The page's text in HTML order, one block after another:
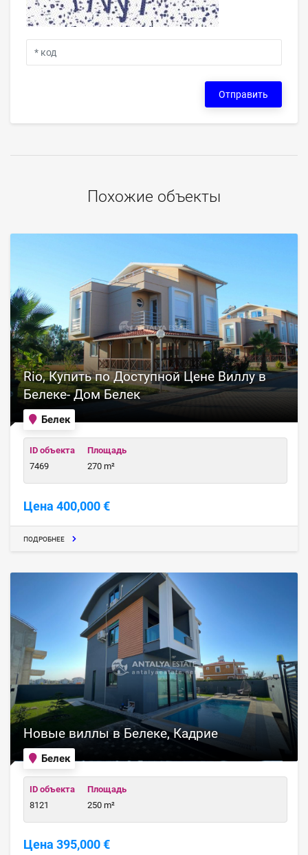
Отправить
Похожие объекты
Белек
Rio, Купить по Доступной Цене Виллу в
Белеке- Дом Белек
ID объекта
7469
Площадь
270 m²
Цена 400,000 €
ПОДРОБНЕЕ
Белек
Новые виллы в Белеке, Кадрие
ID объекта
8121
Площадь
250 m²
Цена 395,000 €